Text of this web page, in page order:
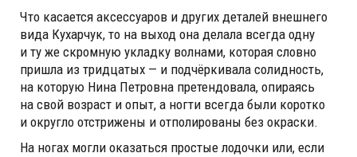
Что касается аксессуаров и других деталей внешнего
вида Кухарчук, то на выход она делала всегда одну
и ту же скромную укладку волнами, которая словно
пришла из тридцатых — и подчёркивала солидность,
на которую Нина Петровна претендовала, опираясь
на свой возраст и опыт, а ногти всегда были коротко
и округло отстрижены и отполированы без окраски.
На ногах могли оказаться простые лодочки или, если